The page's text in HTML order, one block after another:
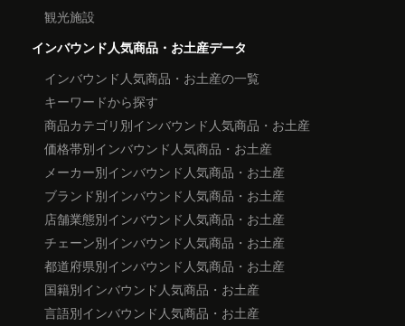
観光施設
インバウンド人気商品・お土産データ
インバウンド人気商品・お土産の一覧
キーワードから探す
商品カテゴリ別インバウンド人気商品・お土産
価格帯別インバウンド人気商品・お土産
メーカー別インバウンド人気商品・お土産
ブランド別インバウンド人気商品・お土産
店舗業態別インバウンド人気商品・お土産
チェーン別インバウンド人気商品・お土産
都道府県別インバウンド人気商品・お土産
国籍別インバウンド人気商品・お土産
言語別インバウンド人気商品・お土産